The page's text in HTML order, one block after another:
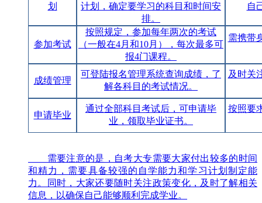
划
计划，确定要学习的科目和时间安
排。
自
参加考试
按照规定，参加每年两次的考试
（一般在4月和10月），每次最多可
报4门课程。
需携带
成绩管理
可登陆报名管理系统查询成绩，了
解各科目的考试情况。
及时关
申请毕业
通过全部科目考试后，可申请毕
业，领取毕业证书。
按照要
需要注意的是，自考大专需要大家付出较多的时间
和精力，需要具备较强的自学能力和学习计划制定能
力。同时，大家还要随时关注政策变化，及时了解相关
信息，以确保自己能够顺利完成学业。